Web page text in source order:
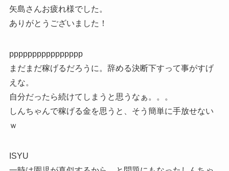
矢島さんお疲れ様でした。
ありがとうございました！
pppppppppppppppp
まだまだ稼げるだろうに。辞める決断下すって事がすげ
えな。
自分だったら続けてしまうと思うなぁ。。。
しんちゃんで稼げる金を思うと、そう簡単に手放せない
ｗ
ISYU